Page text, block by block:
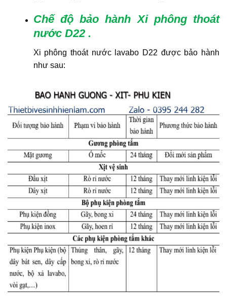
Chế độ bảo hành Xi phông thoát
nước D22 .
Xi phông thoát nước lavabo D22 được bảo hành
như sau: